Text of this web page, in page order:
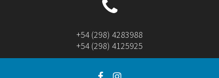
+54 (298) 4283988
+54 (298) 4125925